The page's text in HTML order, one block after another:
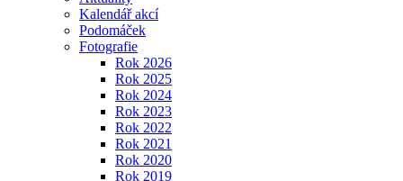
Kalendář akcí
Podomáček
Fotografie
Rok 2026
Rok 2025
Rok 2024
Rok 2023
Rok 2022
Rok 2021
Rok 2020
Rok 2019